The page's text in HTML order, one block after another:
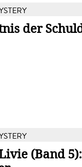
der
(Band